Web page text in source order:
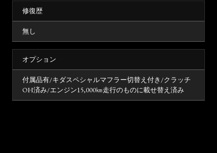
修復歴
無し
オプション
付属品有/キダスペシャルマフラー切替え付き/クラッチ
OH済み/エンジン15,000㎞走行のものに載せ替え済み